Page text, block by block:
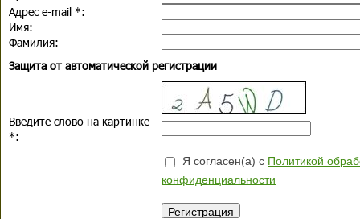
Адрес e-mail *:
Имя:
Фамилия:
Защита от автоматической регистрации
Введите слово на картинке
*:
Я согласен(а) с Политикой
конфиденциальности